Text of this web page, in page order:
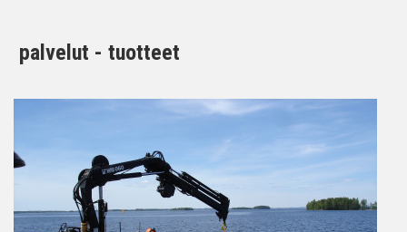
palvelut - tuotteet